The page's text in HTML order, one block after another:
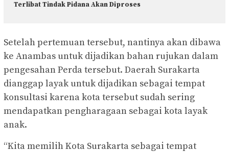
Terlibat Tindak Pidana Akan Diproses
Setelah pertemuan tersebut, nantinya akan dibawa
ke Anambas untuk dijadikan bahan rujukan dalam
pengesahan Perda tersebut. Daerah Surakarta
dianggap layak untuk dijadikan sebagai tempat
konsultasi karena kota tersebut sudah sering
mendapatkan pengharagaan sebagai kota layak
anak.
“Kita memilih Kota Surakarta sebagai tempat